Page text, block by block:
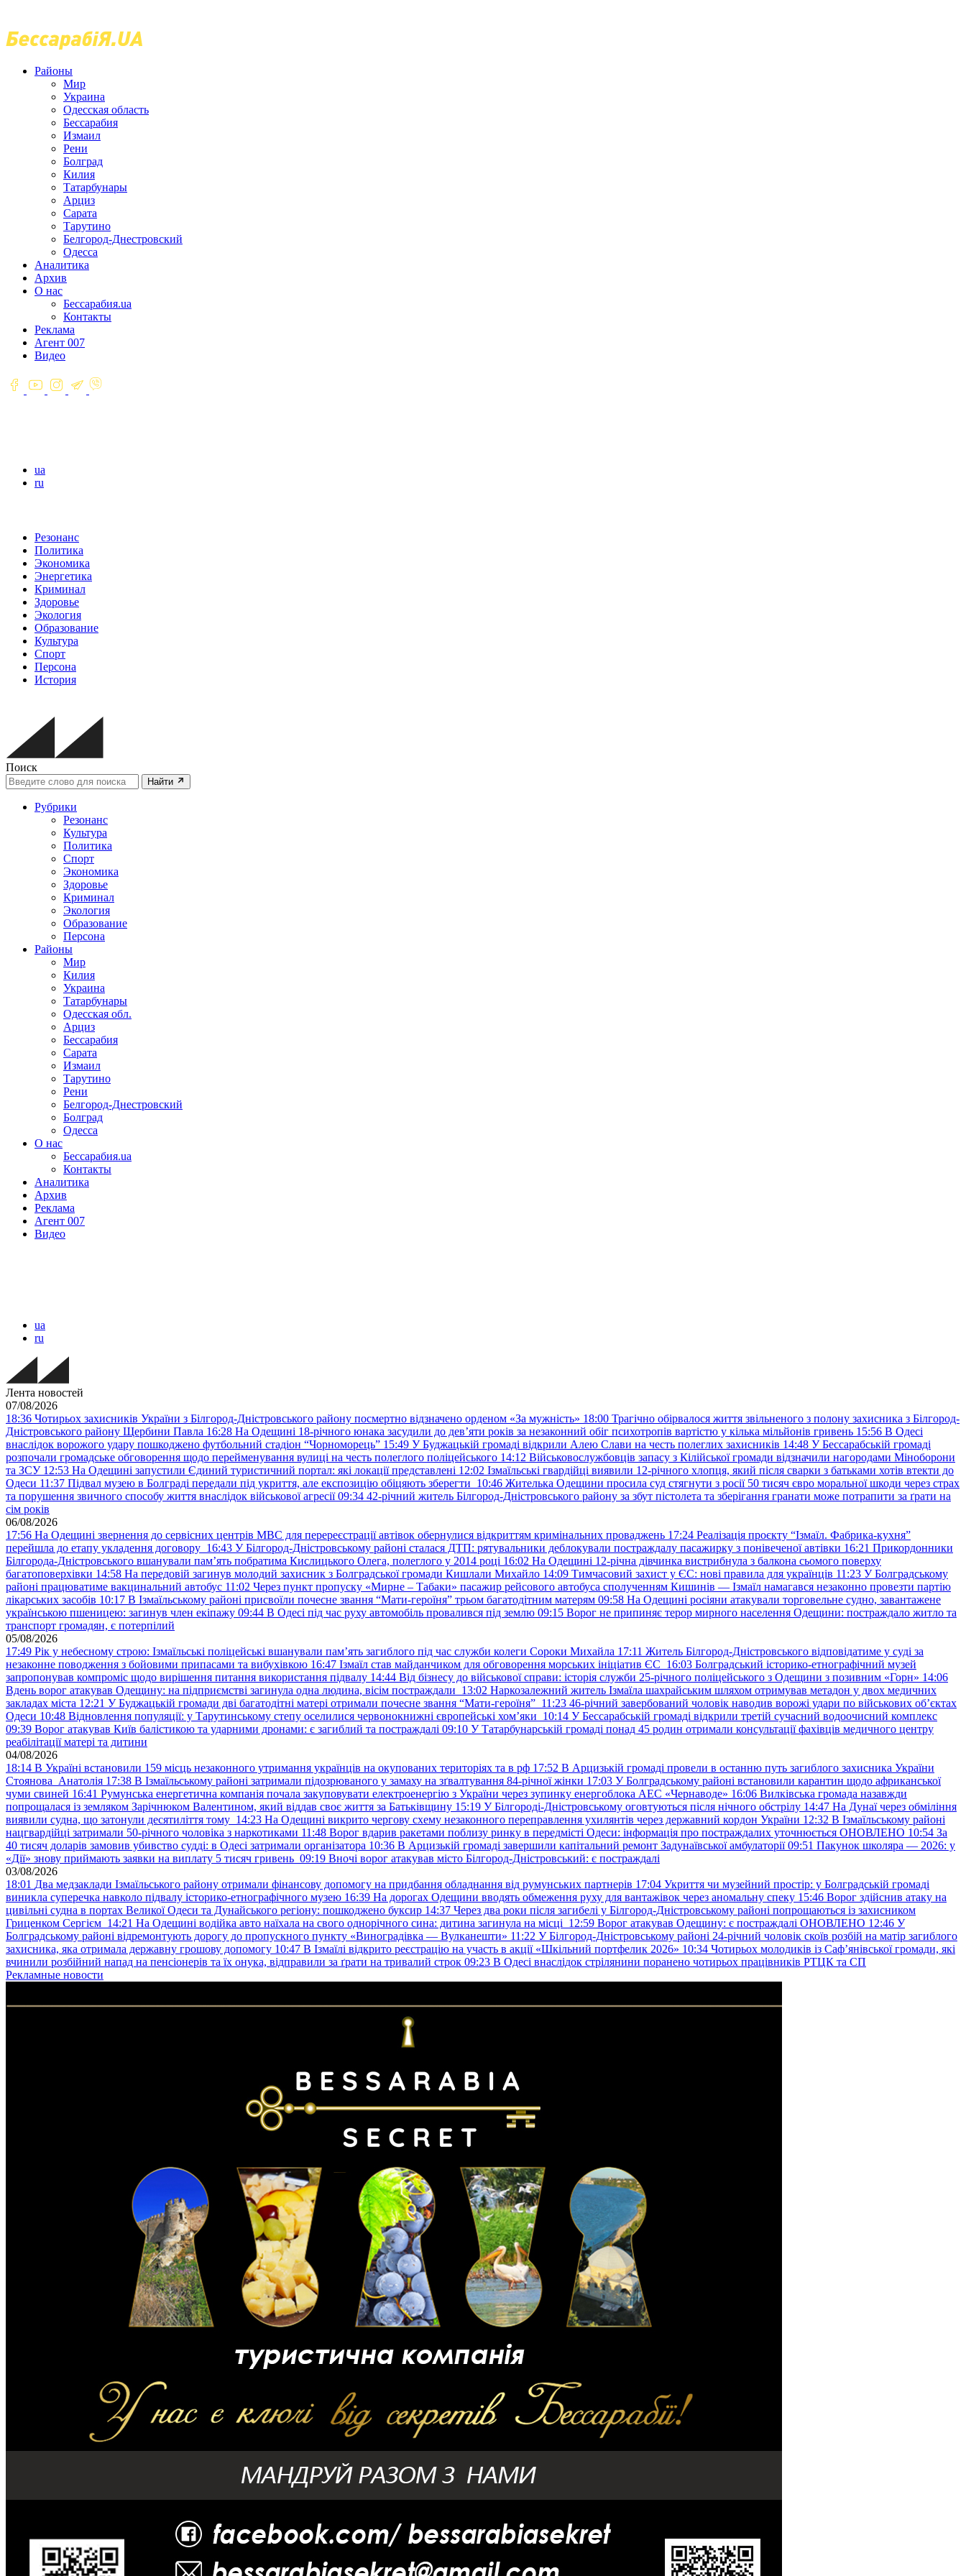
Районы
Мир
Украина
Одесская область
Бессарабия
Измаил
Рени
Болград
Килия
Татарбунары
Арциз
Сарата
Тарутино
Белгород-Днестровский
Одесса
Аналитика
Архив
О нас
Бессарабия.ua
Контакты
Реклама
Агент 007
Видео
ua
ru
Резонанс
Политика
Экономика
Энергетика
Криминал
Здоровье
Экология
Образование
Культура
Спорт
Персона
История
Поиск
Найти
Рубрики
Резонанс
Культура
Политика
Спорт
Экономика
Здоровье
Криминал
Экология
Образование
Персона
Районы
Мир
Килия
Украина
Татарбунары
Одесская обл.
Арциз
Бессарабия
Сарата
Измаил
Тарутино
Рени
Белгород-Днестровский
Болград
Одесса
О нас
Бессарабия.ua
Контакты
Аналитика
Архив
Реклама
Агент 007
Видео
ua
ru
Лента новостей
07/08/2026
18:36 Чотирьох захисників України з Білгород-Дністровського району посмертно відзначено орденом «За мужність» 18:00 Трагічно обірвалося життя звільненого з полону захисника з Білгород-
Дністровського району Щербини Павла 16:28 На Одещині 18-річного юнака засудили до дев’яти років за незаконний обіг психотропів вартістю у кілька мільйонів гривень 15:56 В Одесі
внаслідок ворожого удару пошкоджено футбольний стадіон “Чорноморець” 15:49 У Буджацькій громаді відкрили Алею Слави на честь полеглих захисників 14:48 У Бессарабській громаді
розпочали громадське обговорення щодо перейменування вулиці на честь полеглого поліцейського 14:12 Військовослужбовців запасу з Кілійської громади відзначили нагородами Міноборони
та ЗСУ 12:53 На Одещині запустили Єдиний туристичний портал: які локації представлені 12:02 Ізмаїльські гвардійці виявили 12-річного хлопця, який після сварки з батьками хотів втекти до
Одеси 11:37 Підвал музею в Болграді передали під укриття, але експозицію обіцяють зберегти 10:46 Жителька Одещини просила суд стягнути з росії 50 тисяч євро моральної шкоди через страх
та порушення звичного способу життя внаслідок військової агресії 09:34 42-річний житель Білгород-Дністровського району за збут пістолета та зберігання гранати може потрапити за ґрати на
сім років
06/08/2026
17:56 На Одещині звернення до сервісних центрів МВС для перереєстрації автівок обернулися відкриттям кримінальних проваджень 17:24 Реалізація проєкту “Ізмаїл. Фабрика-кухня”
перейшла до етапу укладення договору 16:43 У Білгород-Дністровському районі сталася ДТП: рятувальники деблокували постраждалу пасажирку з понівеченої автівки 16:21 Прикордонники
Білгорода-Дністровського вшанували пам’ять побратима Кислицького Олега, полеглого у 2014 році 16:02 На Одещині 12-річна дівчинка вистрибнула з балкона сьомого поверху
багатоповерхівки 14:58 На передовій загинув молодий захисник з Болградської громади Кишлали Михайло 14:09 Тимчасовий захист у ЄС: нові правила для українців 11:23 У Болградському
районі працюватиме вакцинальний автобус 11:02 Через пункт пропуску «Мирне – Табаки» пасажир рейсового автобуса сполученням Кишинів — Ізмаїл намагався незаконно провезти партію
лікарських засобів 10:17 В Ізмаїльському районі присвоїли почесне звання “Мати-героїня” трьом багатодітним матерям 09:58 На Одещині росіяни атакували торговельне судно, завантажене
українською пшеницею: загинув член екіпажу 09:44 В Одесі під час руху автомобіль провалився під землю 09:15 Ворог не припиняє терор мирного населення Одещини: постраждало житло та
транспорт громадян, є потерпілий
05/08/2026
17:49 Рік у небесному строю: Ізмаїльські поліцейські вшанували пам’ять загиблого під час служби колеги Сороки Михайла 17:11 Житель Білгород-Дністровського відповідатиме у суді за
незаконне поводження з бойовими припасами та вибухівкою 16:47 Ізмаїл став майданчиком для обговорення морських ініціатив ЄС 16:03 Болградський історико-етнографічний музей
запропонував компроміс щодо вирішення питання використання підвалу 14:44 Від бізнесу до військової справи: історія служби 25-річного поліцейського з Одещини з позивним «Горн» 14:06
Вдень ворог атакував Одещину: на підприємстві загинула одна людина, вісім постраждали 13:02 Наркозалежний житель Ізмаїла шахрайським шляхом отримував метадон у двох медичних
закладах міста 12:21 У Буджацькій громади дві багатодітні матері отримали почесне звання “Мати-героїня” 11:23 46-річний завербований чоловік наводив ворожі удари по військових обʼєктах
Одеси 10:48 Відновлення популяції: у Тарутинському степу оселилися червонокнижні європейські хом’яки 10:14 У Бессарабській громаді відкрили третій сучасний водоочисний комплекс
09:39 Ворог атакував Київ балістикою та ударними дронами: є загиблий та постраждалі 09:10 У Татарбунарській громаді понад 45 родин отримали консультації фахівців медичного центру
реабілітації матері та дитини
04/08/2026
18:14 В Україні встановили 159 місць незаконного утримання українців на окупованих територіях та в рф 17:52 В Арцизькій громаді провели в останню путь загиблого захисника України
Стоянова Анатолія 17:38 В Ізмаїльському районі затримали підозрюваного у замаху на зґвалтування 84-річної жінки 17:03 У Болградському районі встановили карантин щодо африканської
чуми свиней 16:41 Румунська енергетична компанія почала закуповувати електроенергію з України через зупинку енергоблока АЕС «Чернаводе» 16:06 Вилківська громада назавжди
попрощалася із земляком Зарічнюком Валентином, який віддав своє життя за Батьківщину 15:19 У Білгороді-Дністровському оговтуються після нічного обстрілу 14:47 На Дунаї через обміління
виявили судна, що затонули десятиліття тому 14:23 На Одещині викрито чергову схему незаконного переправлення ухилянтів через державний кордон України 12:32 В Ізмаїльському районі
нацгвардійці затримали 50-річного чоловіка з наркотиками 11:48 Ворог вдарив ракетами поблизу ринку в передмісті Одеси: інформація про постраждалих уточнюється ОНОВЛЕНО 10:54 За
40 тисяч доларів замовив убивство судді: в Одесі затримали організатора 10:36 В Арцизькій громаді завершили капітальний ремонт Задунаївської амбулаторії 09:51 Пакунок школяра — 2026: у
«Дії» знову приймають заявки на виплату 5 тисяч гривень 09:19 Вночі ворог атакував місто Білгород-Дністровський: є постраждалі
03/08/2026
18:01 Два медзаклади Ізмаїльського району отримали фінансову допомогу на придбання обладнання від румунських партнерів 17:04 Укриття чи музейний простір: у Болградській громаді
виникла суперечка навколо підвалу історико-етнографічного музею 16:39 На дорогах Одещини вводять обмеження руху для вантажівок через аномальну спеку 15:46 Ворог здійснив атаку на
цивільні судна в портах Великої Одеси та Дунайського регіону: пошкоджено буксир 14:37 Через два роки після загибелі у Білгород-Дністровському районі попрощаються із захисником
Гриценком Сергієм 14:21 На Одещині водійка авто наїхала на свого однорічного сина: дитина загинула на місці 12:59 Ворог атакував Одещину: є постраждалі ОНОВЛЕНО 12:46 У
Болградському районі відремонтують дорогу до пропускного пункту «Виноградівка — Вулканешти» 11:22 У Білгород-Дністровському районі 24-річний чоловік скоїв розбій на матір загиблого
захисника, яка отримала державну грошову допомогу 10:47 В Ізмаїлі відкрито реєстрацію на участь в акції «Шкільний портфелик 2026» 10:34 Чотирьох молодиків із Саф’янівської громади, які
вчинили розбійний напад на пенсіонерів та їх онука, відправили за ґрати на тривалий строк 09:23 В Одесі внаслідок стрілянини поранено чотирьох працівників РТЦК та СП
Рекламные новости